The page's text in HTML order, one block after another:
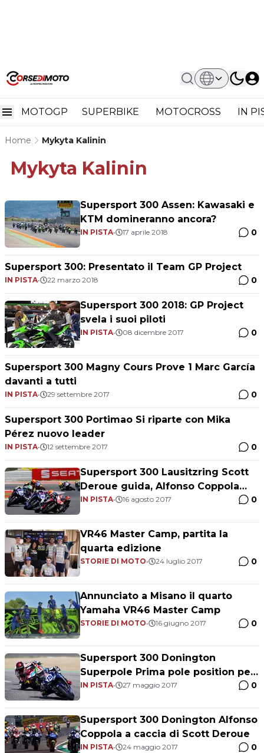
MOTOGP SUPERBIKE MOTOCROSS IN
Home Mykyta Kalinin
Mykyta Kalinin
Supersport 300 Assen: Kawasaki e
KTM domineranno ancora?
IN PISTA• 17 aprile 2018 0
Supersport 300: Presentato il Team GP Project
IN PISTA• 22 marzo 2018 0
Supersport 300 2018: GP Project
svela i suoi piloti
IN PISTA• 08 dicembre 2017 0
Supersport 300 Magny Cours Prove 1 Marc García
davanti a tutti
IN PISTA• 29 settembre 2017 0
Supersport 300 Portimao Si riparte con Mika
Pérez nuovo leader
IN PISTA• 12 settembre 2017 0
Supersport 300 Lausitzring Scott
Deroue guida, Alfonso Coppola
insegue
IN PISTA• 16 agosto 2017 0
VR46 Master Camp, partita la
quarta edizione
STORIE DI MOTO• 24 luglio 2017 0
Annunciato a Misano il quarto
Yamaha VR46 Master Camp
STORIE DI MOTO• 16 giugno 2017 0
Supersport 300 Donington
Superpole Prima pole position per
Alfonso Coppola
IN PISTA• 27 maggio 2017 0
Supersport 300 Donington Alfonso
Coppola a caccia di Scott Deroue
IN PISTA• 24 maggio 2017 0